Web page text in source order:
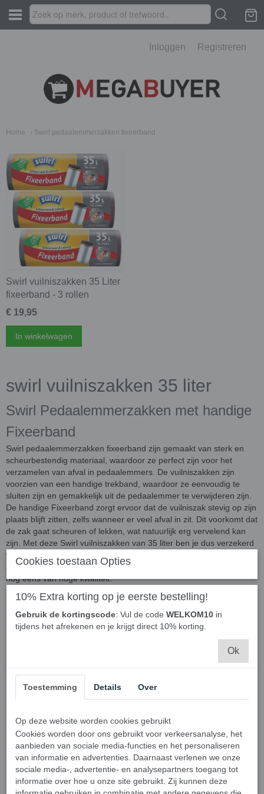
Inloggen Registreren
Home › Swirl pedaalemmerzakken fixeerband
Swirl vuilniszakken 35 Liter
fixeerband - 3 rollen
€ 19,95
In winkelwagen
swirl vuilniszakken 35 liter
Swirl Pedaalemmerzakken met handige
Fixeerband
Swirl pedaalemmerzakken fixeerband zijn gemaakt van sterk en
scheurbestendig materiaal, waardoor ze perfect zijn voor het
verzamelen van afval in pedaalemmers. De vuilniszakken zijn
voorzien van een handige trekband, waardoor ze eenvoudig te
sluiten zijn en gemakkelijk uit de pedaalemmer te verwijderen zijn.
De handige Fixeerband zorgt ervoor dat de vuilniszak stevig op zijn
plaats blijft zitten, zelfs wanneer er veel afval in zit. Dit voorkomt dat
de zak gaat scheuren of lekken, wat natuurlijk erg vervelend kan
zijn. Met deze Swirl vuilniszakken van 35 liter ben je dus verzekerd
van een handige en betrouwbare oplossing voor het verzamelen en
afvoeren van afval in huis. Ze zijn niet alleen praktisch, maar ook
nog eens van hoge kwaliteit.
3 rollen extra voordelig en goede
Cookies toestaan Opties
10% Extra korting op je eerste bestelling!
Gebruik de kortingscode: Vul de code WELKOM10 in
tijdens het afrekenen en je krijgt direct 10% korting.
Ok
Toestemming Details Over
Op deze website worden cookies gebruikt
Cookies worden door ons gebruikt voor verkeersanalyse, het
aanbieden van sociale media-functies en het personaliseren
van informatie en advertenties. Daarnaast verlenen we onze
sociale media-, advertentie- en analysepartners toegang tot
informatie over hoe u onze site gebruikt. Zij kunnen deze